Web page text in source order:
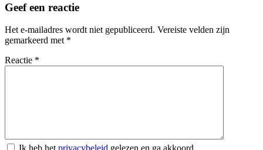
Geef een reactie
Het e-mailadres wordt niet gepubliceerd. Vereiste velden zijn
gemarkeerd met *
Reactie *